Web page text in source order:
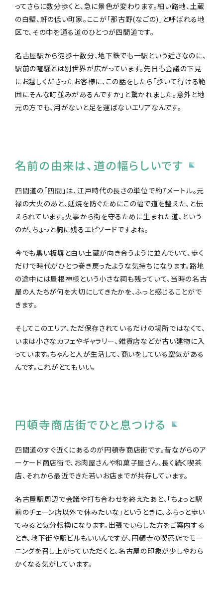
ってさらに数分歩くと、急に景色が変わります。細い路地、土蔵
の白壁、軒の低い町家。ここが「那古野(なごの)」と呼ばれる地
区で、その中を通る道のひとつが四間道です。
名古屋駅から徒歩十数分、地下鉄でも一駅という近さなのに、
駅前の喧騒とは別世界が広がっています。先日も会議の下見
にお越しくださったお客様に、この話をしたら「歩いて行ける範
囲にそんな町並みがあるんですか」と驚かれました。意外と地
元の方でも、用がないと足を運ばないエリアなんです。
名前の由来は、道の幅らしいです
四間道の「四間」は、江戸時代の長さの単位で約7メートル。元
禄の大火のあと、延焼を防ぐためにこの幅で道を整えた、と伝
えられています。火事から街を守るために生まれた道、という
のが、ちょっと胸に残るエピソードですよね。
今でも黒い板塀と白い土蔵が向き合うように並んでいて、歩く
だけで時代がひとつ巻き戻ったような気持ちになります。路地
の途中には屋根神様という小さな祠も残っていて、当時の名古
屋の人たちが何を大切にしてきたかを、ふっと感じることがで
きます。
そしてこのエリア、ただ保存されているだけの場所ではなくて、
いまは小さなカフェやギャラリー、雑貨店などが古い建物に入
っています。ちゃんと人が生活して、商いをしている空気がある
んです。これがとてもいい。
円頓寺商店街でひと息つける
四間道のすぐ近くにあるのが円頓寺商店街です。昔ながらのア
ーケード商店街で、お肉屋さんや和菓子屋さん、長く続く喫茶
店、それから最近できた若いお店までが共存しています。
名古屋駅周辺で会議や打ち合わせを終えたあと、「ちょっと駅
前のチェーン店以外で休みたいな」というときに、ふらっと歩い
てみると気分転換になります。出張でいらした方をご案内する
とき、地下街や駅ビルもいいんですが、円頓寺の喫茶店でモー
ニングを召し上がっていただくと、名古屋の印象が少しやわら
かくなる気がしています。